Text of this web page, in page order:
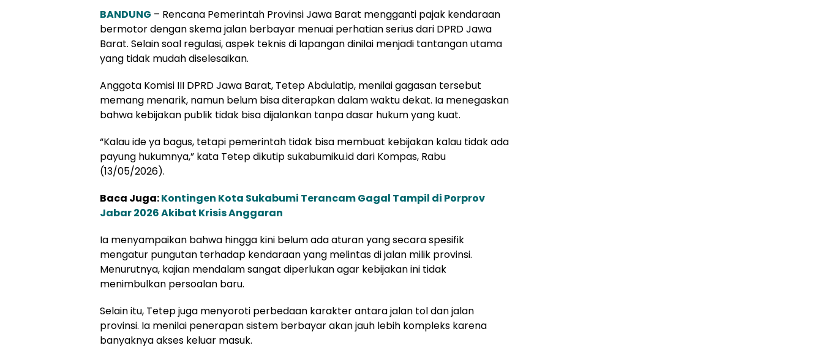
BANDUNG – Rencana Pemerintah Provinsi Jawa Barat mengganti pajak kendaraan
bermotor dengan skema jalan berbayar menuai perhatian serius dari DPRD Jawa
Barat. Selain soal regulasi, aspek teknis di lapangan dinilai menjadi tantangan utama
yang tidak mudah diselesaikan.
Anggota Komisi III DPRD Jawa Barat, Tetep Abdulatip, menilai gagasan tersebut
memang menarik, namun belum bisa diterapkan dalam waktu dekat. Ia menegaskan
bahwa kebijakan publik tidak bisa dijalankan tanpa dasar hukum yang kuat.
“Kalau ide ya bagus, tetapi pemerintah tidak bisa membuat kebijakan kalau tidak ada
payung hukumnya,” kata Tetep dikutip sukabumiku.id dari Kompas, Rabu
(13/05/2026).
Baca Juga:Kontingen Kota Sukabumi Terancam Gagal Tampil di Porprov
Jabar 2026 Akibat Krisis Anggaran
Ia menyampaikan bahwa hingga kini belum ada aturan yang secara spesifik
mengatur pungutan terhadap kendaraan yang melintas di jalan milik provinsi.
Menurutnya, kajian mendalam sangat diperlukan agar kebijakan ini tidak
menimbulkan persoalan baru.
Selain itu, Tetep juga menyoroti perbedaan karakter antara jalan tol dan jalan
provinsi. Ia menilai penerapan sistem berbayar akan jauh lebih kompleks karena
banyaknya akses keluar masuk.